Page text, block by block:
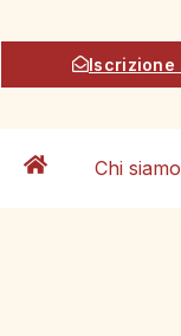
Iscrizione
Chi siamo